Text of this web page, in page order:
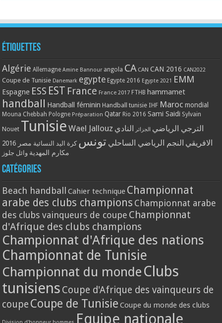
Étiquettes
Algérie Allemagne Amine Bannour angola CA CAN CAN 2016 CAN2022
Coupe de Tunisie Danemark egypte Egypte 2016 Egypte 2021 EMM
Espagne ESS EST France France 2017 FTHB hammamet
handball Handball féminin Handball tunisie IHF Maroc mondial
Mouna Chebbah Pologne Préparation Qatar Rio 2016 Sami Saidi Sylvain
Nouet Tunisie Wael Jallouz الترجي الرياضي الجزائر النادي
الافريقي النجم الرياضي الساحلي تونس كرة اليد النسائية مصر 2016
مكارم المهدية وائل جلوز
Catégories
Beach handball Cahier technique Championnat
arabe des clubs champions Championnat arabe
des clubs vainqueurs de coupe Championnat
d'Afrique des clubs champions
Championnat d'Afrique des nations
Championnat de Tunisie
Championnat du monde Clubs
tunisiens Coupe d'Afrique des vainqueurs de
coupe Coupe de Tunisie Coupe du monde des clubs
Equipe nationale